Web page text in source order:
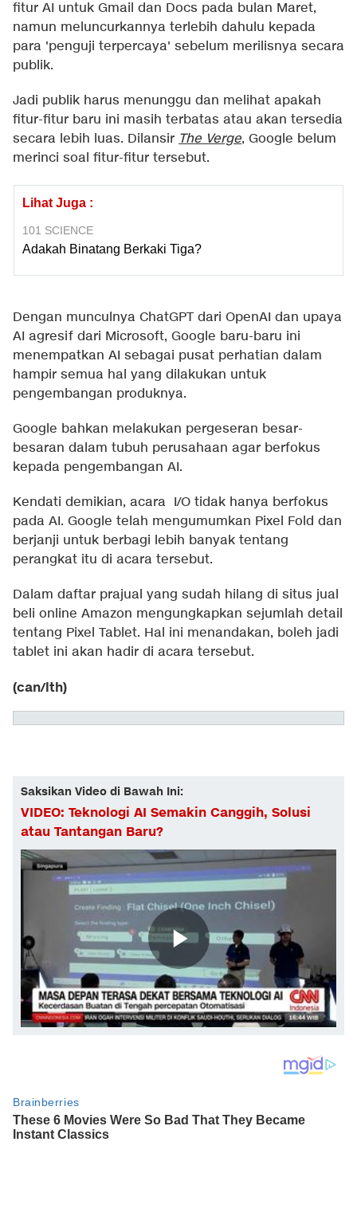
fitur AI untuk Gmail dan Docs pada bulan Maret,
namun meluncurkannya terlebih dahulu kepada
para 'penguji terpercaya' sebelum merilisnya secara
publik.
Jadi publik harus menunggu dan melihat apakah
fitur-fitur baru ini masih terbatas atau akan tersedia
secara lebih luas. Dilansir The Verge, Google belum
merinci soal fitur-fitur tersebut.
Lihat Juga :
101 SCIENCE
Adakah Binatang Berkaki Tiga?
Dengan munculnya ChatGPT dari OpenAI dan upaya
AI agresif dari Microsoft, Google baru-baru ini
menempatkan AI sebagai pusat perhatian dalam
hampir semua hal yang dilakukan untuk
pengembangan produknya.
Google bahkan melakukan pergeseran besar-
besaran dalam tubuh perusahaan agar berfokus
kepada pengembangan AI.
Kendati demikian, acara I/O tidak hanya berfokus
pada AI. Google telah mengumumkan Pixel Fold dan
berjanji untuk berbagi lebih banyak tentang
perangkat itu di acara tersebut.
Dalam daftar prajual yang sudah hilang di situs jual
beli online Amazon mengungkapkan sejumlah detail
tentang Pixel Tablet. Hal ini menandakan, boleh jadi
tablet ini akan hadir di acara tersebut.
(can/lth)
Saksikan Video di Bawah Ini:
VIDEO: Teknologi AI Semakin Canggih, Solusi
atau Tantangan Baru?